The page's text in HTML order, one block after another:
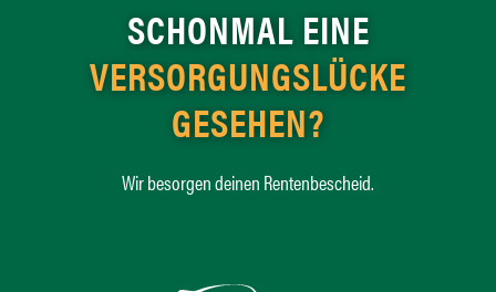
SCHONMAL EINE
VERSORGUNGSLÜCKE
GESEHEN?
Wir besorgen deinen Rentenbescheid.